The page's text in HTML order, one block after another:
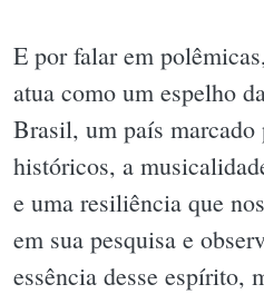
E por falar em
atua como um espelho
Brasil, um país marcado
históricos, a
e uma resiliência que
em sua pesquisa e
essência desse espírito,